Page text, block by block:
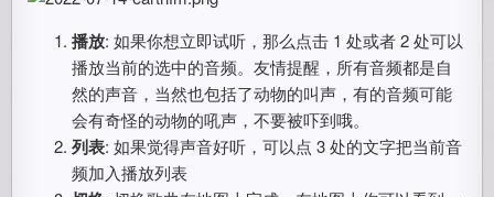
播放: 如果你想立即试听，那么点击 1 处或者 2 处可以
播放当前的选中的音频。友情提醒，所有音频都是自
然的声音，当然也包括了动物的叫声，有的音频可能
会有奇怪的动物的吼声，不要被吓到哦。
列表: 如果觉得声音好听，可以点 3 处的文字把当前音
频加入播放列表